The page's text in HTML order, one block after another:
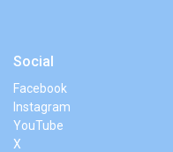
Social
Facebook
Instagram
YouTube
X